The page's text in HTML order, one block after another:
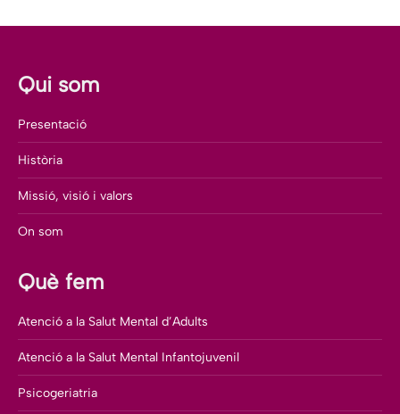
Facebook
X
PinterestLinkedInWhatsApp
Qui som
Presentació
Història
Missió, visió i valors
On som
Què fem
Atenció a la Salut Mental d’Adults
Atenció a la Salut Mental Infantojuvenil
Psicogeriatria